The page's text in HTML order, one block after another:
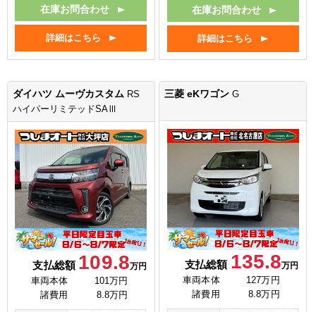
在庫お問合わせ
詳細はこちら
在庫お問合わせ
詳細はこちら
ダイハツ ムーヴカスタム RS
ハイパーリミテッドSAⅢ
支払総額 109.8万円
車両本体
101万円
諸費用
8.8万円
三菱 eKワゴンG
支払総額 135.8万円
車両本体
127万円
諸費用
8.8万円